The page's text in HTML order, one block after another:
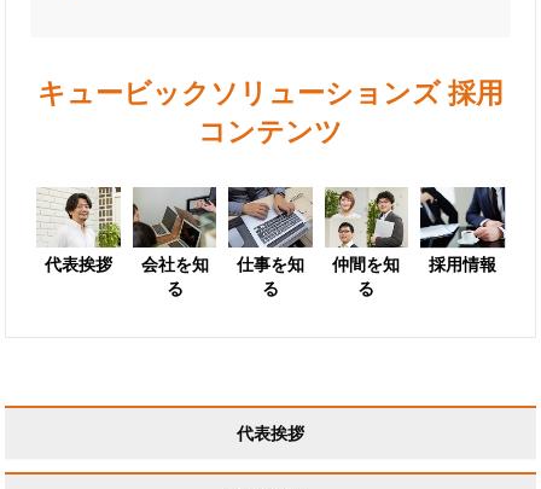
キュービックソリューションズ 採用
コンテンツ
代表挨拶
会社を知
る
仕事を知
る
仲間を知
る
採用情報
代表挨拶